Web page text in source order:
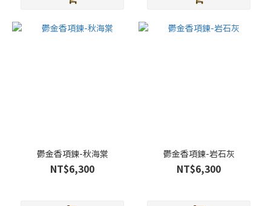
鬱金香項鍊-秋海棠
NT$6,300
鬱金香項鍊-岩石灰
NT$6,300